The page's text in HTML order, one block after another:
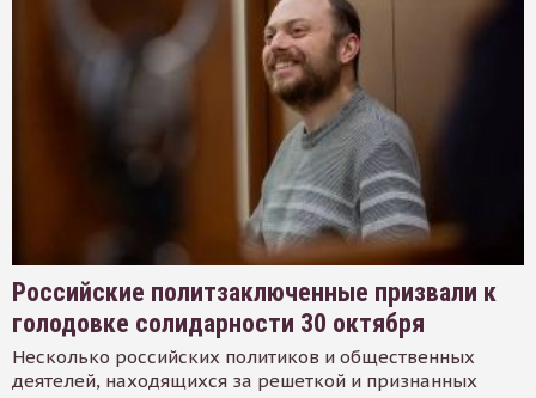
Российские политзаключенные призвали к
голодовке солидарности 30 октября
Несколько российских политиков и общественных
деятелей, находящихся за решеткой и признанных